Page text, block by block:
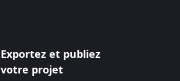
Exportez et publiez
votre projet